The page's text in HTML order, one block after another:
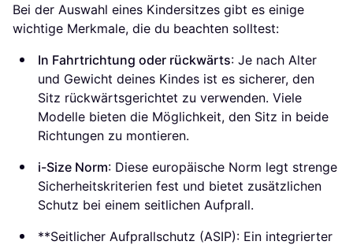
Bei der Auswahl eines Kindersitzes gibt es einige
wichtige Merkmale, die du beachten solltest:
In Fahrtrichtung oder rückwärts: Je nach Alter
und Gewicht deines Kindes ist es sicherer, den
Sitz rückwärtsgerichtet zu verwenden. Viele
Modelle bieten die Möglichkeit, den Sitz in beide
Richtungen zu montieren.
i-Size Norm: Diese europäische Norm legt strenge
Sicherheitskriterien fest und bietet zusätzlichen
Schutz bei einem seitlichen Aufprall.
**Seitlicher Aufprallschutz (ASIP): Ein integrierter